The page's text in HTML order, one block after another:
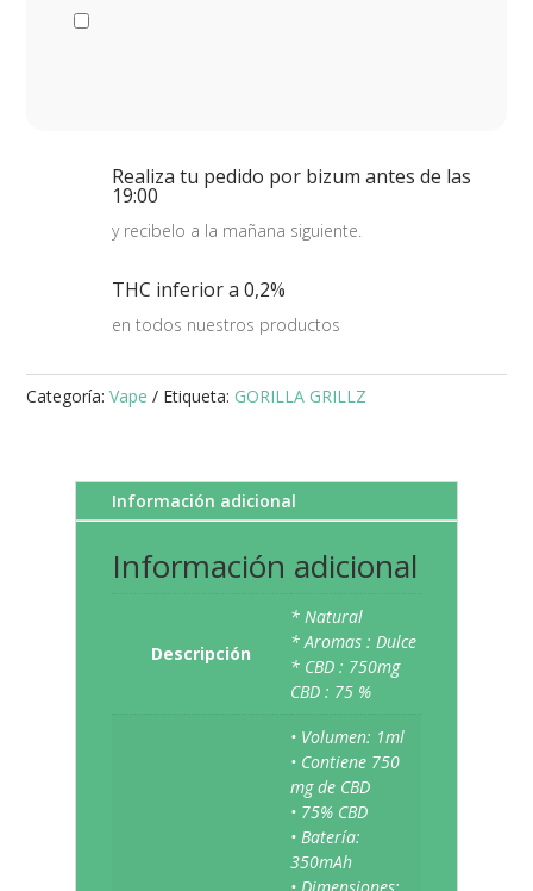
Realiza tu pedido por bizum antes de las
19:00
y recibelo a la mañana siguiente.
THC inferior a 0,2%
en todos nuestros productos
Categoría:Vape Etiqueta: GORILLA GRILLZ
Información adicional
Información adicional
Descripción
* Natural
* Aromas : Dulce
* CBD : 750mg
CBD : 75 %
• Volumen: 1ml
• Contiene 750
mg de CBD
• 75% CBD
• Batería:
350mAh
• Dimensiones: